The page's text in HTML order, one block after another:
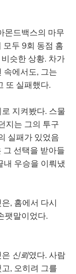
몬드백스의 마무
두 9회 동점 홈
슷한 상황. 차가
속에서도, 그는
또 실패했다.
지켜봤다. 스물
지는 그의 투구
실패가 있었음
그 선택을 받아들
내 우승을 이뤄냈
, 홈에서 다시
팻말이었다.
신뢰였다. 사람
, 오히려 그를